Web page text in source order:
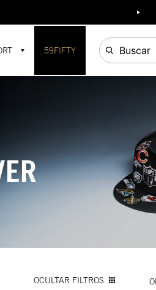
59FIFTY Buscar
OCULTAR FILTROS